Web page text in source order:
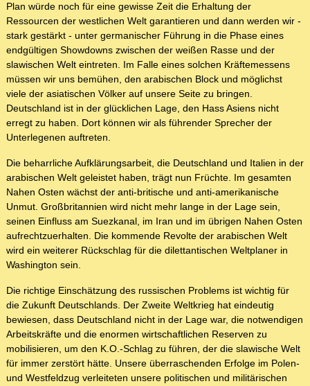
Plan würde noch für eine gewisse Zeit die Erhaltung der
Ressourcen der westlichen Welt garantieren und dann werden wir -
stark gestärkt - unter germanischer Führung in die Phase eines
endgültigen Showdowns zwischen der weißen Rasse und der
slawischen Welt eintreten. Im Falle eines solchen Kräftemessens
müssen wir uns bemühen, den arabischen Block und möglichst
viele der asiatischen Völker auf unsere Seite zu bringen.
Deutschland ist in der glücklichen Lage, den Hass Asiens nicht
erregt zu haben. Dort können wir als führender Sprecher der
Unterlegenen auftreten.
Die beharrliche Aufklärungsarbeit, die Deutschland und Italien in der
arabischen Welt geleistet haben, trägt nun Früchte. Im gesamten
Nahen Osten wächst der anti-britische und anti-amerikanische
Unmut. Großbritannien wird nicht mehr lange in der Lage sein,
seinen Einfluss am Suezkanal, im Iran und im übrigen Nahen Osten
aufrechtzuerhalten. Die kommende Revolte der arabischen Welt
wird ein weiterer Rückschlag für die dilettantischen Weltplaner in
Washington sein.
Die richtige Einschätzung des russischen Problems ist wichtig für
die Zukunft Deutschlands. Der Zweite Weltkrieg hat eindeutig
bewiesen, dass Deutschland nicht in der Lage war, die notwendigen
Arbeitskräfte und die enormen wirtschaftlichen Reserven zu
mobilisieren, um den K.O.-Schlag zu führen, der die slawische Welt
für immer zerstört hätte. Unsere überraschenden Erfolge im Polen-
und Westfeldzug verleiteten unsere politischen und militärischen